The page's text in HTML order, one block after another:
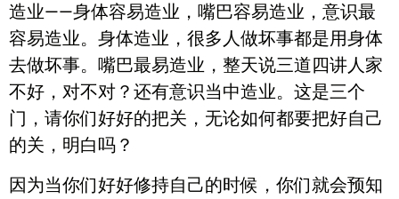
造业——身体容易造业，嘴巴容易造业，意识最
容易造业。身体造业，很多人做坏事都是用身体
去做坏事。嘴巴最易造业，整天说三道四讲人家
不好，对不对？还有意识当中造业。这是三个
门，请你们好好的把关，无论如何都要把好自己
的关，明白吗？
因为当你们好好修持自己的时候，你们就会预知